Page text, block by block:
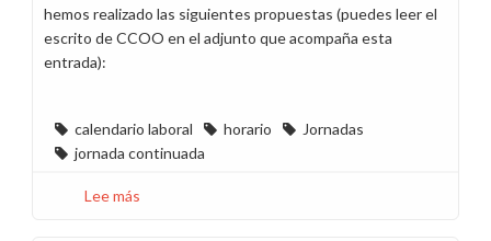
hemos realizado las siguientes propuestas (puedes leer el
escrito de CCOO en el adjunto que acompaña esta
entrada):
calendario laboral horario
Jornadas
jornada continuada
Lee más